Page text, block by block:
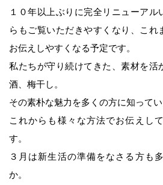
HOME
オンラインショップ（
おたより
カネチョウたより
１０年以上ぶりに完全リニューアル
らもご覧いただきやすくなり、これ
お伝えしやすくなる予定です。
私たちが守り続けてきた、素材を活
酒、梅干し。
その素朴な魅力を多くの方に知って
これからも様々な方法でお伝えし
す。
３月は新生活の準備をなさる方も
か。